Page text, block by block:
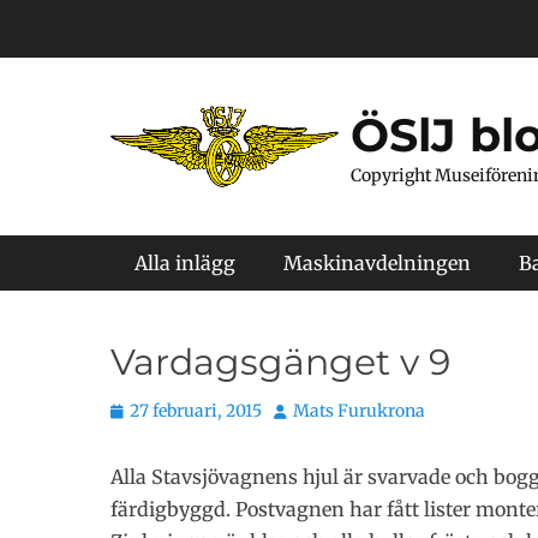
ÖSlJ
Copyright
Primär meny
Alla inlägg Maskinavdelningen
Vardagsgänget v 9
Publicerat
27 februari, 2015 Författare
Mats Furukrona
Alla Stavsjövagnens hjul är svarvade och
färdigbyggd. Postvagnen har fått lister